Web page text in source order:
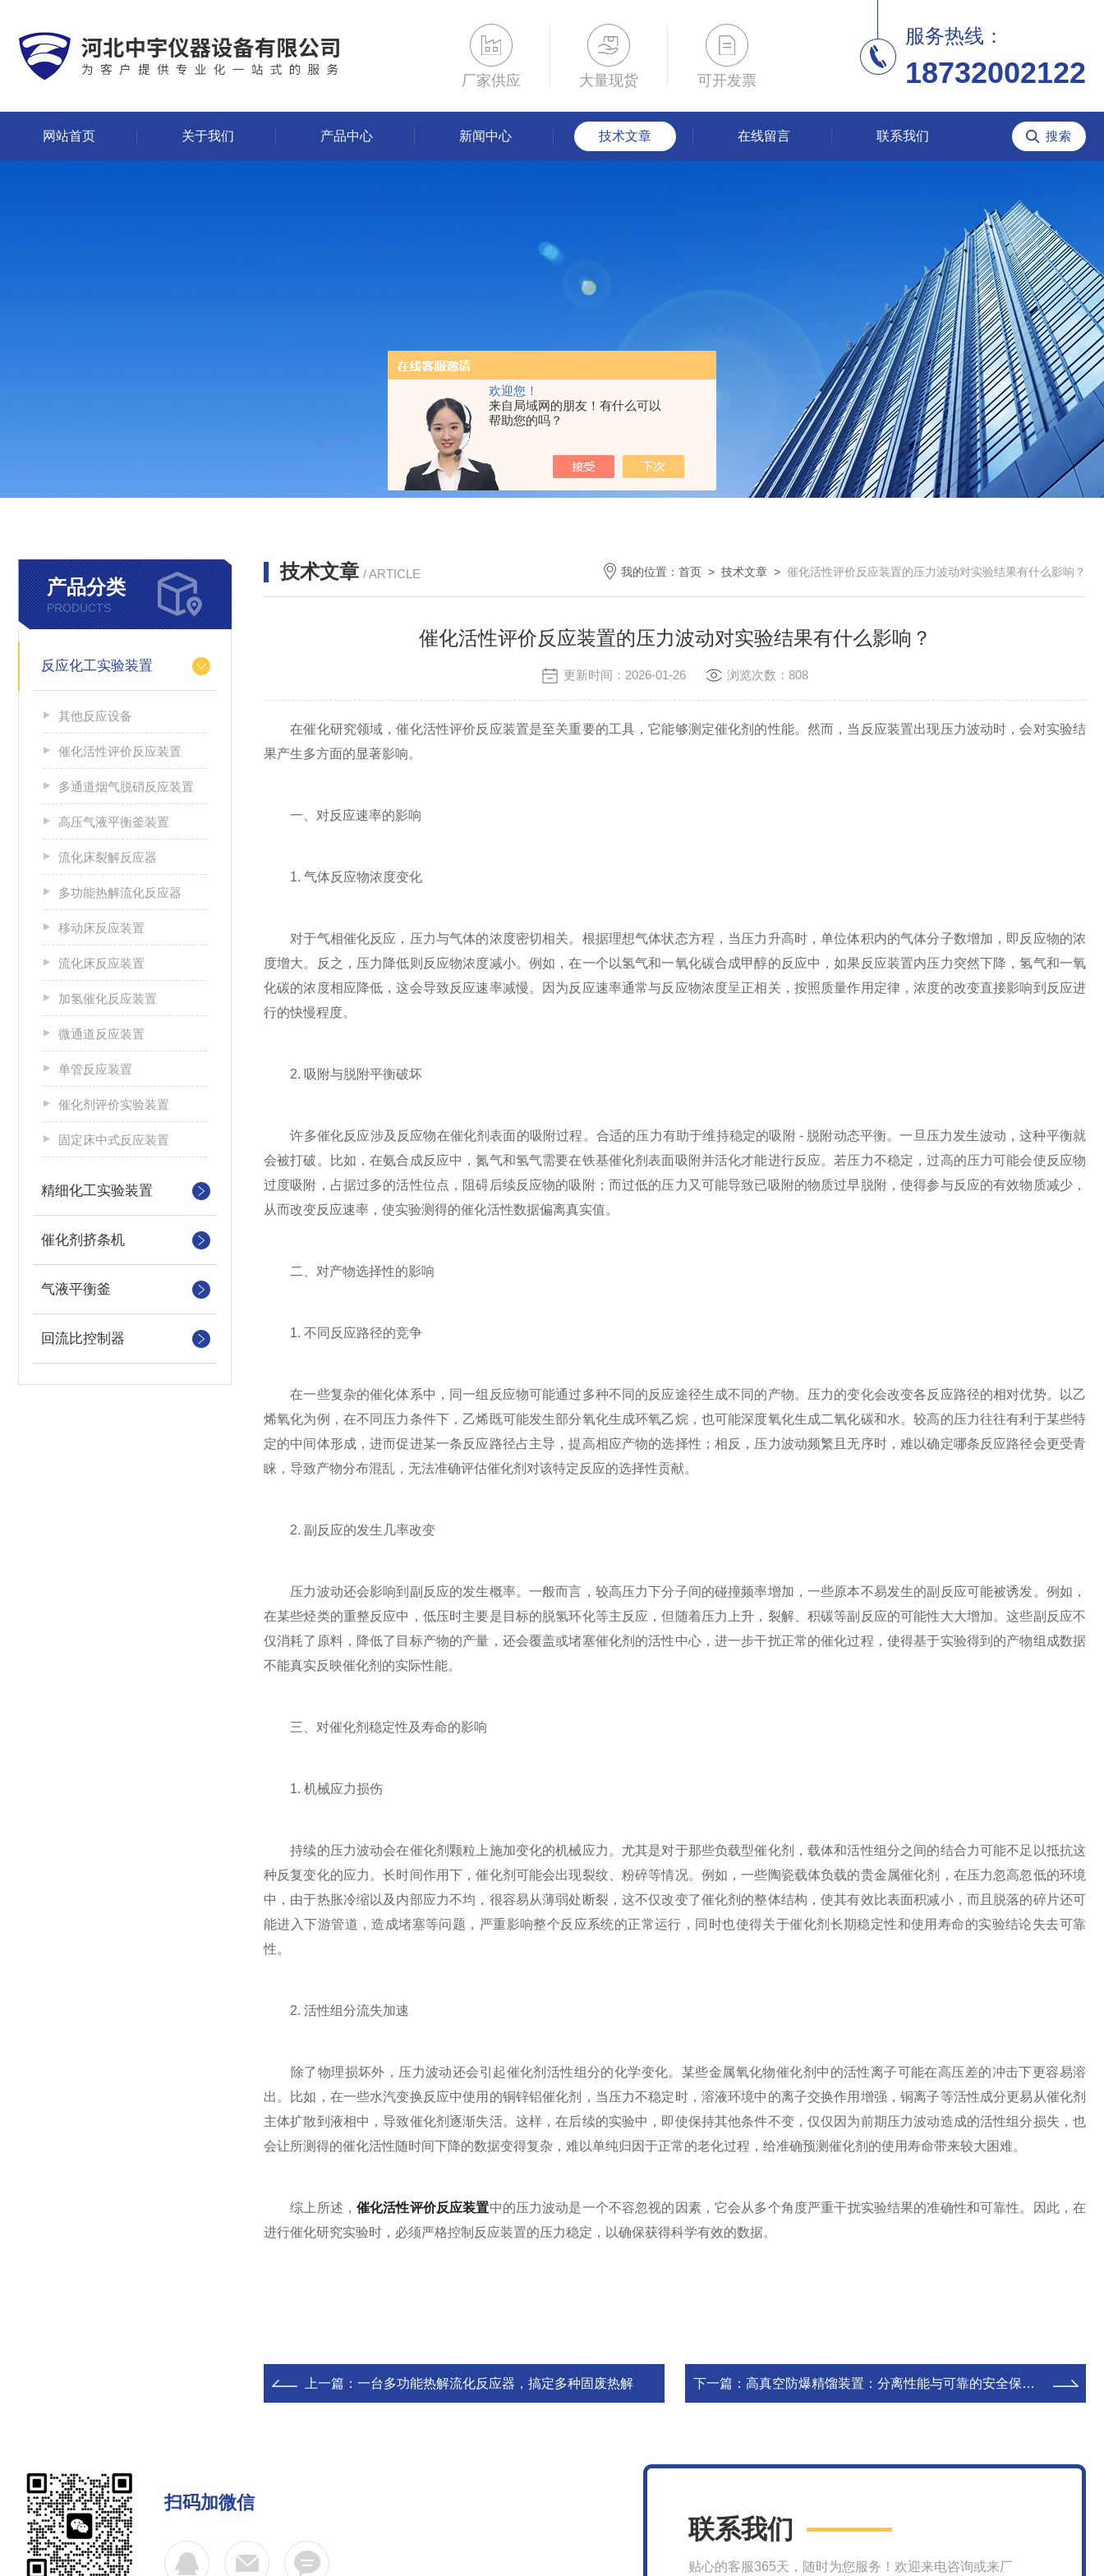
欢迎您！
来自局域网的朋友！有什么可以
帮助您的吗？
厂家供应 大量现货 可开发票
服务热线：
18732002122
网站首页 关于我们 产品中心 新闻中心 技术文章 在线留言 联系我们
产品分类
PRODUCTS
反应化工实验装置
其他反应设备
催化活性评价反应装置
多通道烟气脱硝反应装置
高压气液平衡釜装置
流化床裂解反应器
多功能热解流化反应器
移动床反应装置
流化床反应装置
加氢催化反应装置
微通道反应装置
单管反应装置
催化剂评价实验装置
固定床中式反应装置
精细化工实验装置
催化剂挤条机
气液平衡釜
回流比控制器
技术文章 / ARTICLE 我的位置： 首页 > 技术文章 > 催化活性评价反应装置的压力波动对实验结果有什么影响？
催化活性评价反应装置的压力波动对实验结果有什么影响？
更新时间：2026-01-26 浏览次数：808
在催化研究领域，催化活性评价反应装置是至关重要的工具，它能够测定催化剂的性能。然而，当反应装置出现压力波动时，会对实验结
果产生多方面的显著影响。
一、对反应速率的影响
1. 气体反应物浓度变化
对于气相催化反应，压力与气体的浓度密切相关。根据理想气体状态方程，当压力升高时，单位体积内的气体分子数增加，即反应物的浓
度增大。反之，压力降低则反应物浓度减小。例如，在一个以氢气和一氧化碳合成甲醇的反应中，如果反应装置内压力突然下降，氢气和一氧
化碳的浓度相应降低，这会导致反应速率减慢。因为反应速率通常与反应物浓度呈正相关，按照质量作用定律，浓度的改变直接影响到反应进
行的快慢程度。
2. 吸附与脱附平衡破坏
许多催化反应涉及反应物在催化剂表面的吸附过程。合适的压力有助于维持稳定的吸附 - 脱附动态平衡。一旦压力发生波动，这种平衡就
会被打破。比如，在氨合成反应中，氮气和氢气需要在铁基催化剂表面吸附并活化才能进行反应。若压力不稳定，过高的压力可能会使反应物
过度吸附，占据过多的活性位点，阻碍后续反应物的吸附；而过低的压力又可能导致已吸附的物质过早脱附，使得参与反应的有效物质减少，
从而改变反应速率，使实验测得的催化活性数据偏离真实值。
二、对产物选择性的影响
1. 不同反应路径的竞争
在一些复杂的催化体系中，同一组反应物可能通过多种不同的反应途径生成不同的产物。压力的变化会改变各反应路径的相对优势。以乙
烯氧化为例，在不同压力条件下，乙烯既可能发生部分氧化生成环氧乙烷，也可能深度氧化生成二氧化碳和水。较高的压力往往有利于某些特
定的中间体形成，进而促进某一条反应路径占主导，提高相应产物的选择性；相反，压力波动频繁且无序时，难以确定哪条反应路径会更受青
睐，导致产物分布混乱，无法准确评估催化剂对该特定反应的选择性贡献。
2. 副反应的发生几率改变
压力波动还会影响到副反应的发生概率。一般而言，较高压力下分子间的碰撞频率增加，一些原本不易发生的副反应可能被诱发。例如，
在某些烃类的重整反应中，低压时主要是目标的脱氢环化等主反应，但随着压力上升，裂解、积碳等副反应的可能性大大增加。这些副反应不
仅消耗了原料，降低了目标产物的产量，还会覆盖或堵塞催化剂的活性中心，进一步干扰正常的催化过程，使得基于实验得到的产物组成数据
不能真实反映催化剂的实际性能。
三、对催化剂稳定性及寿命的影响
1. 机械应力损伤
持续的压力波动会在催化剂颗粒上施加变化的机械应力。尤其是对于那些负载型催化剂，载体和活性组分之间的结合力可能不足以抵抗这
种反复变化的应力。长时间作用下，催化剂可能会出现裂纹、粉碎等情况。例如，一些陶瓷载体负载的贵金属催化剂，在压力忽高忽低的环境
中，由于热胀冷缩以及内部应力不均，很容易从薄弱处断裂，这不仅改变了催化剂的整体结构，使其有效比表面积减小，而且脱落的碎片还可
能进入下游管道，造成堵塞等问题，严重影响整个反应系统的正常运行，同时也使得关于催化剂长期稳定性和使用寿命的实验结论失去可靠
性。
2. 活性组分流失加速
除了物理损坏外，压力波动还会引起催化剂活性组分的化学变化。某些金属氧化物催化剂中的活性离子可能在高压差的冲击下更容易溶
出。比如，在一些水汽变换反应中使用的铜锌铝催化剂，当压力不稳定时，溶液环境中的离子交换作用增强，铜离子等活性成分更易从催化剂
主体扩散到液相中，导致催化剂逐渐失活。这样，在后续的实验中，即使保持其他条件不变，仅仅因为前期压力波动造成的活性组分损失，也
会让所测得的催化活性随时间下降的数据变得复杂，难以单纯归因于正常的老化过程，给准确预测催化剂的使用寿命带来较大困难。
综上所述，催化活性评价反应装置中的压力波动是一个不容忽视的因素，它会从多个角度严重干扰实验结果的准确性和可靠性。因此，在
进行催化研究实验时，必须严格控制反应装置的压力稳定，以确保获得科学有效的数据。
上一篇： 一台多功能热解流化反应器，搞定多种固废热解 下一篇： 高真空防爆精馏装置：分离性能与可靠的安全保障并存
扫码加微信
联系我们
贴心的客服365天，随时为您服务！欢迎来电咨询或来厂